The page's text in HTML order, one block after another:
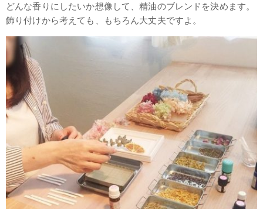
どんな香りにしたいか想像して、精油のブレンドを決めます。
飾り付けから考えても、もちろん大丈夫ですよ。